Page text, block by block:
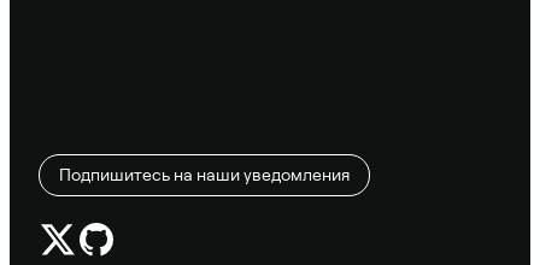
Подпишитесь на наши уведомления